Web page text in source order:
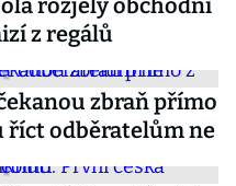
rozjely obchodní
z regálů
zbraň přímo
říct odběratelům ne